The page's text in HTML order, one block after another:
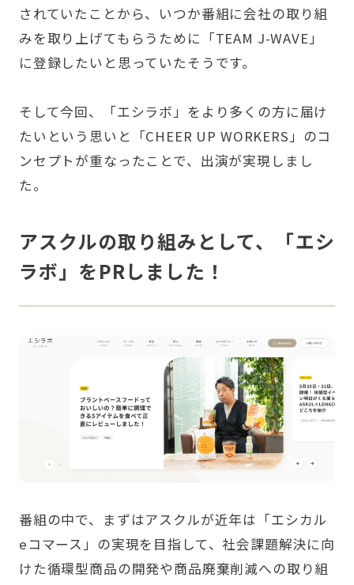
されていたことから、いつか番組に会社の取り組
みを取り上げてもらうために 「TEAM J-WAVE」
に登録したいと思っていたそうです。
そして今回、「エシラボ」をより多くの方に届け
たいという思いと「CHEER UP WORKERS」のコ
ンセプトが重なったことで、出演が実現しまし
た。
アスクルの取り組みとして、「エシ
ラボ」をPRしました！
番組の中で、まずはアスクルが近年は「エシカル
eコマース」の実現を目指して、社会課題解決に向
けた循環型商品の開発や商品廃棄削減への取り組